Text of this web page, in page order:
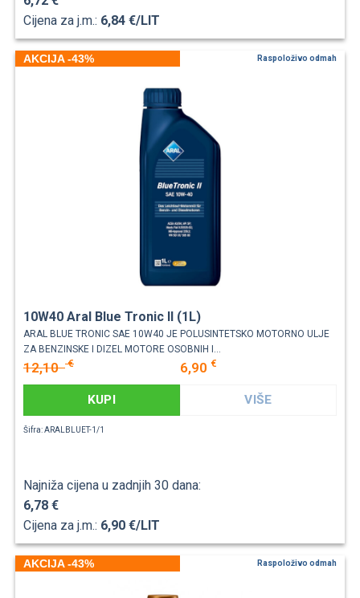
Cijena za j.m.: 6,84 €/LIT
AKCIJA -43% Raspoloživo odmah
10W40 Aral Blue Tronic II (1L)
ARAL BLUE TRONIC SAE 10W40 JE POLUSINTETSKO MOTORNO ULJE
ZA BENZINSKE I DIZEL MOTORE OSOBNIH I...
12,10€ 6,90 €
KUPI VIŠE
Šifra: ARALBLUET-1/1
Najniža cijena u zadnjih 30 dana:
6,78 €
Cijena za j.m.: 6,90 €/LIT
AKCIJA -43% Raspoloživo odmah